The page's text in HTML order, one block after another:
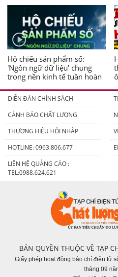
Hộ chiếu sản phẩm số:
'Ngôn ngữ dữ liệu' chung
trong nền kinh tế tuần hoàn
DIỄN ĐÀN CHÍNH SÁCH
CẢNH BÁO CHẤT LƯỢNG
THƯƠNG HIỆU HỘI NHẬP
HOTLINE: 0963.806.677
LIÊN HỆ QUẢNG CÁO :
TEL:0988.624.621
BẢN QUYỀN THUỘC VỀ TẠP
Giấy phép hoạt động báo chí điện tử
tháng 09